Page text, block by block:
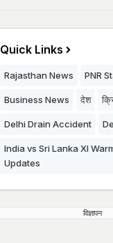
Quick Links
Rajasthan News PNR
Business News देश
Delhi Drain Accident
India vs Sri Lanka XI
Updates
विज्ञापन